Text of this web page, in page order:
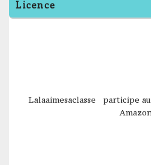
Licence
Lalaaimesaclasse participe